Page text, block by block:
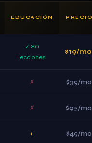
EDUCACIÓN PRECIO
✓ 80
lecciones
$19/mo
✗ $39/mo
✗ $95/mo
◐ $49/mo